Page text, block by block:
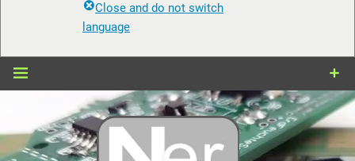
Close and do not switch
language
Zum